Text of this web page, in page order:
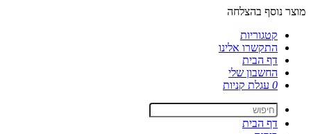
מוצר נוסף בהצלחה
קטגוריות
התקשרו אלינו
דף הבית
החשבון שלי
0 עגלת קניות
דף הבית